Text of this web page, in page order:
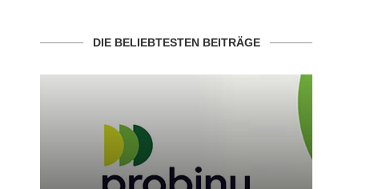
DIE BELIEBTESTEN BEITRÄGE